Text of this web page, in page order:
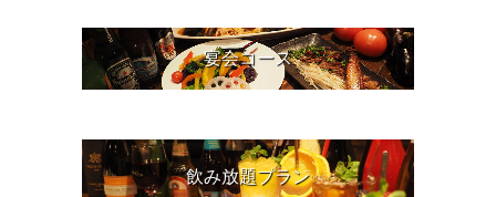
宴会コース
飲み放題プラン